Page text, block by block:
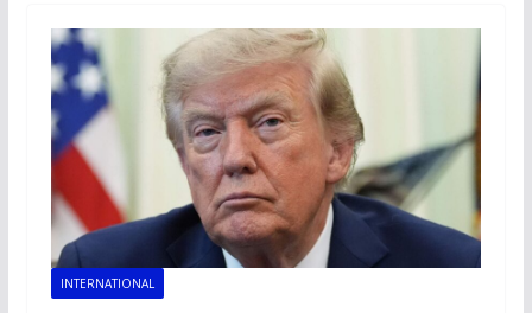
o
o
k
A
p
p
dI
n
Li
n
k
er
INTERNATIONAL